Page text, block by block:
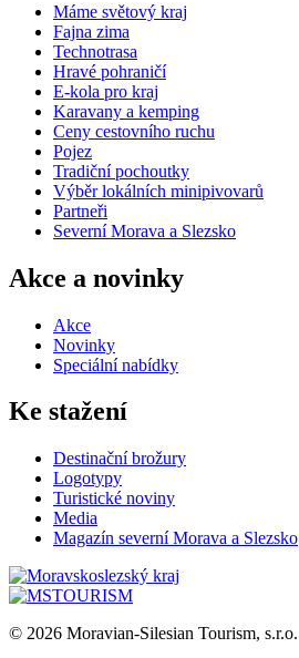
Máme světový kraj
Fajna zima
Technotrasa
Hravé pohraničí
E-kola pro kraj
Karavany a kemping
Ceny cestovního ruchu
Pojez
Tradiční pochoutky
Výběr lokálních minipivovarů
Partneři
Severní Morava a Slezsko
Akce a novinky
Akce
Novinky
Speciální nabídky
Ke stažení
Destinační brožury
Logotypy
Turistické noviny
Media
Magazín severní Morava a Slezsko
© 2026 Moravian-Silesian Tourism, s.r.o.